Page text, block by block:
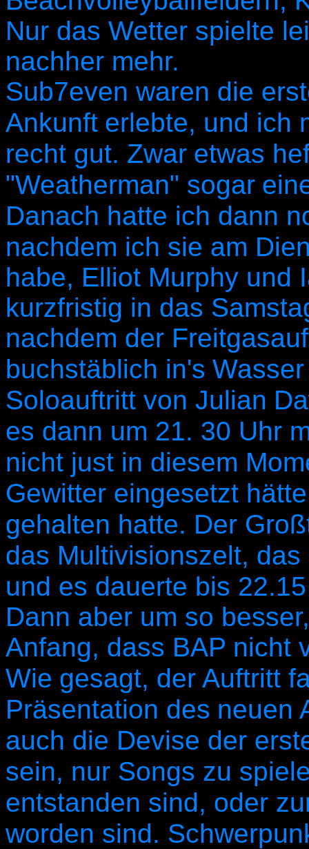
Nur das Wetter spielte
nachher mehr.
Sub7even waren die
Ankunft erlebte, und ich
recht gut. Zwar etwas
"Weatherman" sogar
Danach hatte ich dann
nachdem ich sie am
habe, Elliot Murphy und
kurzfristig in das
nachdem der
buchstäblich in's
Soloauftritt von Julian
es dann um 21. 30 Uhr
nicht just in diesem
Gewitter eingesetzt
gehalten hatte. Der
das Multivisionszelt,
und es dauerte bis
Dann aber um so
Anfang, dass BAP nicht
Wie gesagt, der Auftritt
Präsentation des neuen
auch die Devise der
sein, nur Songs zu
entstanden sind, oder
worden sind.